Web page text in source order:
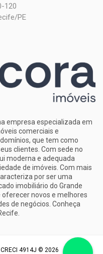
120
PE
empresa especializada em
comerciais e
que tem como
clientes. Com sede no
moderna e adequada
de imóveis. Com mais
por ser uma
imobiliário do Grande
novos e melhores
de negócios. Conheça
4914J © 2026